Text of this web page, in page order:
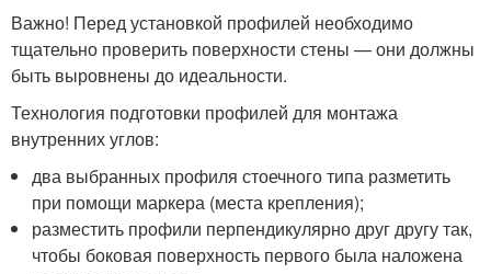
Важно! Перед установкой профилей необходимо
тщательно проверить поверхности стены — они должны
быть выровнены до идеальности.
Технология подготовки профилей для монтажа
внутренних углов:
два выбранных профиля стоечного типа разметить
при помощи маркера (места крепления);
разместить профили перпендикулярно друг другу так,
чтобы боковая поверхность первого была наложена